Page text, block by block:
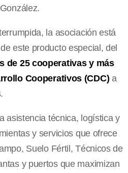
la asociación está
este producto especial, del
de 25 cooperativas y más
Cooperativos (CDC) a
asistencia técnica, logística y
y servicios que ofrece
Suelo Fértil, Técnicos de
y puertos que maximizan